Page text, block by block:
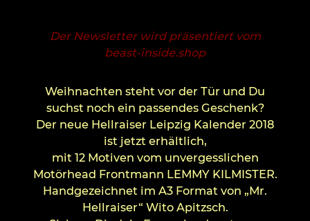
Der Newsletter wird präsentiert vom
beast-inside.shop
Weihnachten steht vor der Tür und Du
suchst noch ein passendes Geschenk?
Der neue Hellraiser Leipzig Kalender 2018
ist jetzt erhältlich,
mit 12 Motiven vom unvergesslichen
Motörhead Frontmann LEMMY KILMISTER.
Handgezeichnet im A3 Format von „Mr.
Hellraiser“ Wito Apitzsch.